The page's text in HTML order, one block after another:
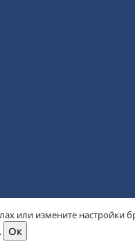
или измените настройки